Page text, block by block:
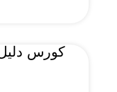
كورس